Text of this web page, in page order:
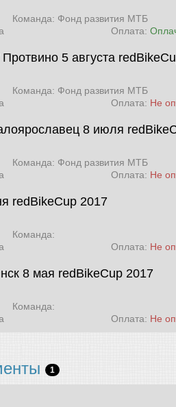
Команда: Фонд развития МТБ
Оплата:
5 августа
Команда: Фонд развития МТБ
Оплата: Не
8 июля
Команда: Фонд развития МТБ
Оплата: Не
redBikeCup 2017
Команда:
Оплата: Не
8 мая redBikeCup 2017
Команда:
Оплата: Не
1